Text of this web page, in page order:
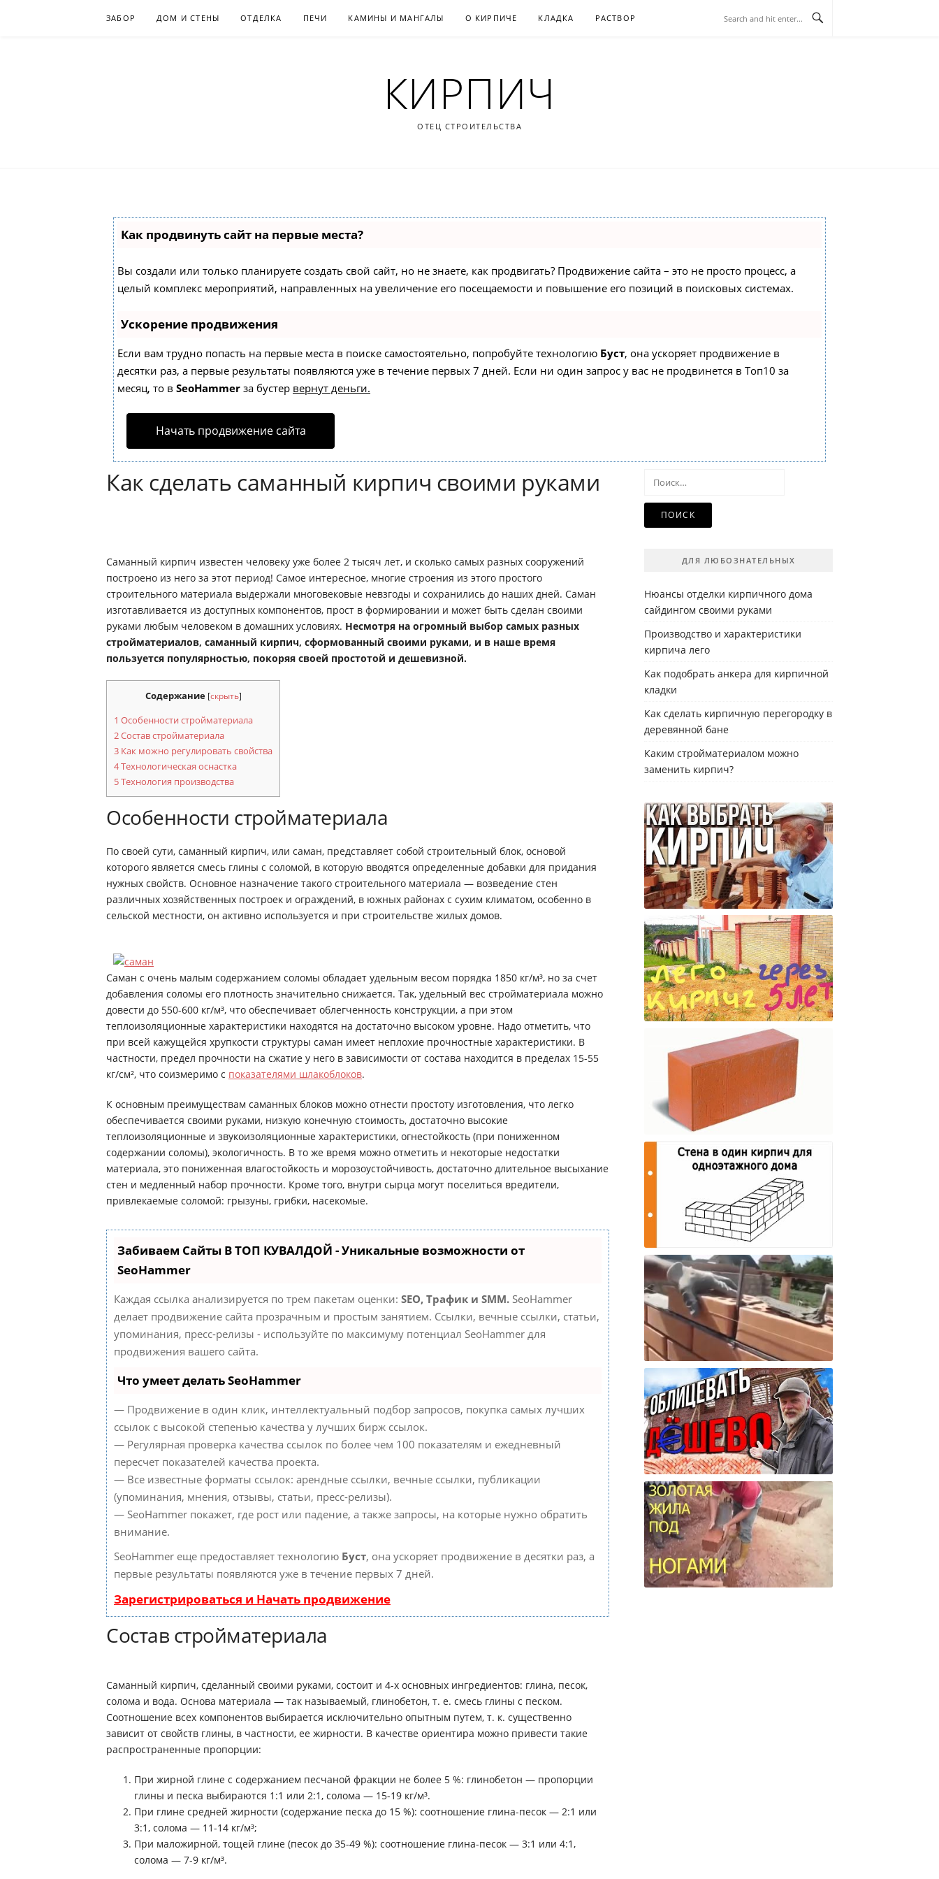
ЗАБОР ДОМ И СТЕНЫ ОТДЕЛКА ПЕЧИ КАМИНЫ И МАНГАЛЫ О КИРПИЧЕ КЛАДКА РАСТВОР
КИРПИЧ
ОТЕЦ СТРОИТЕЛЬСТВА
Как продвинуть сайт на первые места?
Вы создали или только планируете создать свой сайт, но не знаете, как продвигать? Продвижение сайта – это не просто процесс, а
целый комплекс мероприятий, направленных на увеличение его посещаемости и повышение его позиций в поисковых системах.
Ускорение продвижения
Если вам трудно попасть на первые места в поиске самостоятельно, попробуйте технологию Буст, она ускоряет продвижение в
десятки раз, а первые результаты появляются уже в течение первых 7 дней. Если ни один запрос у вас не продвинется в Топ10 за
месяц, то в SeoHammer за бустер вернут деньги.
Начать продвижение сайта
Как сделать саманный кирпич своими руками
Саманный кирпич известен человеку уже более 2 тысяч лет, и сколько самых разных сооружений
построено из него за этот период! Самое интересное, многие строения из этого простого
строительного материала выдержали многовековые невзгоды и сохранились до наших дней. Саман
изготавливается из доступных компонентов, прост в формировании и может быть сделан своими
руками любым человеком в домашних условиях. Несмотря на огромный выбор самых разных
стройматериалов, саманный кирпич, сформованный своими руками, и в наше время
пользуется популярностью, покоряя своей простотой и дешевизной.
Содержание [скрыть]
1 Особенности стройматериала
2Состав стройматериала
3 Как можно регулировать свойства
4Технологическая оснастка
5Технология производства
Особенности стройматериала
По своей сути, саманный кирпич, или саман, представляет собой строительный блок, основой
которого является смесь глины с соломой, в которую вводятся определенные добавки для придания
нужных свойств. Основное назначение такого строительного материала — возведение стен
различных хозяйственных построек и ограждений, в южных районах с сухим климатом, особенно в
сельской местности, он активно используется и при строительстве жилых домов.
Саман с очень малым содержанием соломы обладает удельным весом порядка 1850 кг/м³, но за счет
добавления соломы его плотность значительно снижается. Так, удельный вес стройматериала можно
довести до 550-600 кг/м³, что обеспечивает облегченность конструкции, а при этом
теплоизоляционные характеристики находятся на достаточно высоком уровне. Надо отметить, что
при всей кажущейся хрупкости структуры саман имеет неплохие прочностные характеристики. В
частности, предел прочности на сжатие у него в зависимости от состава находится в пределах 15-55
кг/см², что соизмеримо с показателями шлакоблоков.
К основным преимуществам саманных блоков можно отнести простоту изготовления, что легко
обеспечивается своими руками, низкую конечную стоимость, достаточно высокие
теплоизоляционные и звукоизоляционные характеристики, огнестойкость (при пониженном
содержании соломы), экологичность. В то же время можно отметить и некоторые недостатки
материала, это пониженная влагостойкость и морозоустойчивость, достаточно длительное высыхание
стен и медленный набор прочности. Кроме того, внутри сырца могут поселиться вредители,
привлекаемые соломой: грызуны, грибки, насекомые.
Забиваем Сайты В ТОП КУВАЛДОЙ - Уникальные возможности от
SeoHammer
Каждая ссылка анализируется по трем пакетам оценки: SEO, Трафик и SMM. SeoHammer
делает продвижение сайта прозрачным и простым занятием. Ссылки, вечные ссылки, статьи,
упоминания, пресс-релизы - используйте по максимуму потенциал SeoHammer для
продвижения вашего сайта.
Что умеет делать SeoHammer
— Продвижение в один клик, интеллектуальный подбор запросов, покупка самых лучших
ссылок с высокой степенью качества у лучших бирж ссылок.
— Регулярная проверка качества ссылок по более чем 100 показателям и ежедневный
пересчет показателей качества проекта.
— Все известные форматы ссылок: арендные ссылки, вечные ссылки, публикации
(упоминания, мнения, отзывы, статьи, пресс-релизы).
— SeoHammer покажет, где рост или падение, а также запросы, на которые нужно обратить
внимание.
SeoHammer еще предоставляет технологию Буст, она ускоряет продвижение в десятки раз, а
первые результаты появляются уже в течение первых 7 дней.
Зарегистрироваться и Начать продвижение
Состав стройматериала
Саманный кирпич, сделанный своими руками, состоит и 4-х основных ингредиентов: глина, песок,
солома и вода. Основа материала — так называемый, глинобетон, т. е. смесь глины с песком.
Соотношение всех компонентов выбирается исключительно опытным путем, т. к. существенно
зависит от свойств глины, в частности, ее жирности. В качестве ориентира можно привести такие
распространенные пропорции:
При жирной глине с содержанием песчаной фракции не более 5 %: глинобетон — пропорции
глины и песка выбираются 1:1 или 2:1, солома — 15-19 кг/м³.
При глине средней жирности (содержание песка до 15 %): соотношение глина-песок — 2:1 или
3:1, солома — 11-14 кг/м³;
При маложирной, тощей глине (песок до 35-49 %): соотношение глина-песок — 3:1 или 4:1,
солома — 7-9 кг/м³.
Найти:
ДЛЯ ЛЮБОЗНАТЕЛЬНЫХ
Нюансы отделки кирпичного дома
сайдингом своими руками
Производство и характеристики
кирпича лего
Как подобрать анкера для кирпичной
кладки
Как сделать кирпичную перегородку в
деревянной бане
Каким стройматериалом можно
заменить кирпич?
Как правильно выбрать кирпич для
строительства
Новый ЛЕГО Кирпич
СТРОИТЕЛЬНЫЙ КИРПИЧ И ЕГО
ВИДЫ, СВОЙСТВА, МАРКИ,
ПРИМЕНЕНИЕ
Стена в один кирпич для
одноэтажного дома, плюсы и минусы?
Как правильно класть кирпич. Как
сделать идеальные швы!
Как можно дешево и на века
облицевать свой дом?